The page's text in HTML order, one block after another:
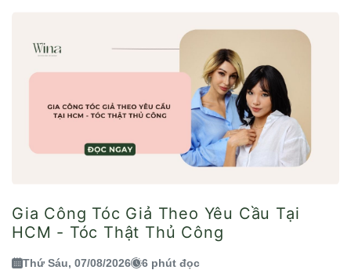
Gia Công Tóc Giả Theo Yêu Cầu Tại
HCM - Tóc Thật Thủ Công
Thứ Sáu, 07/08/2026 6 phút đọc